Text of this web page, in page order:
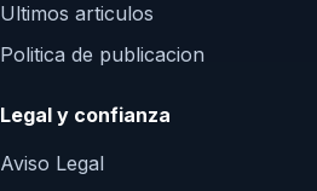
Ultimos articulos
Politica de publicacion
Legal y confianza
Aviso Legal